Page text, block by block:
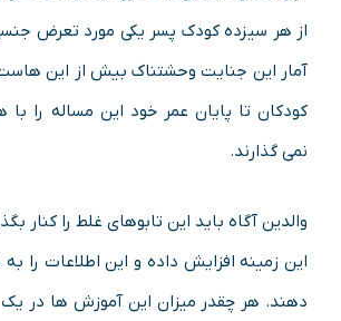
از هر سیزده کودک پسر یکی مورد تعرض جنسی
آمار این جنایت وحشتناک بیش از این هاست
کودکان تا پایان عمر خود این مساله را
نمی گذارند.
والدین آگاه باید این تابوهای غلط را کنار
این زمینه افزایش داده و این اطلاعات را
دهند. هر چقدر میزان این آموزش‌ ها در یک